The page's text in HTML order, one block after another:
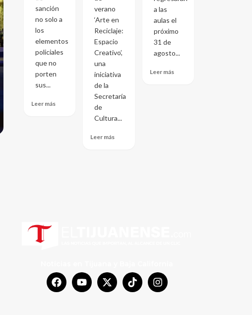
sanción
no solo a
los
elementos
policiales
que no
porten
sus...
Leer más
verano
‘Arte en
Reciclaje:
Espacio
Creativo’,
una
iniciativa
de la
Secretaría
de
Cultura...
Leer más
a las
aulas el
próximo
31 de
agosto...
Leer más